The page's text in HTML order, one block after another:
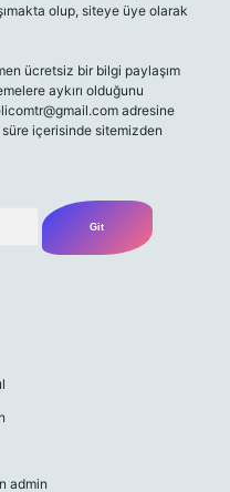
olup, siteye üye olarak
ücretsiz bir bilgi paylaşım
aykırı olduğunu
adresine
içerisinde sitemizden
admin